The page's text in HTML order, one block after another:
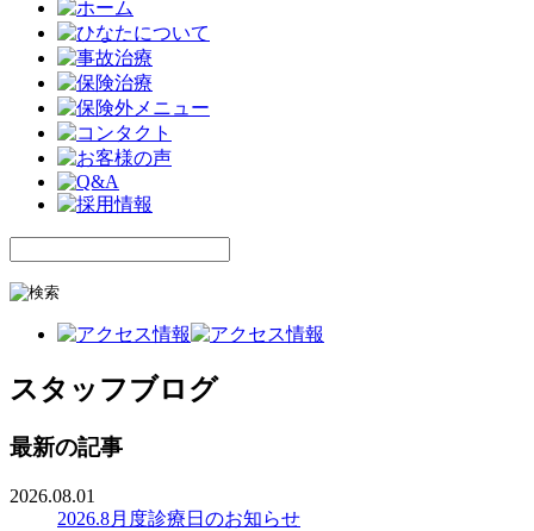
スタッフブログ
最新の記事
2026.08.01
2026.8月度診療日のお知らせ